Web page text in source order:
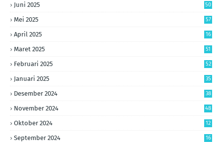
Juni 2025 50
Mei 2025 57
April 2025 16
Maret 2025 51
Februari 2025 52
Januari 2025 35
Desember 2024 38
November 2024 48
Oktober 2024 12
September 2024 16